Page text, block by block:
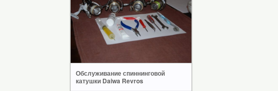
Обслуживание спиннинговой
катушки Daiwa Revros